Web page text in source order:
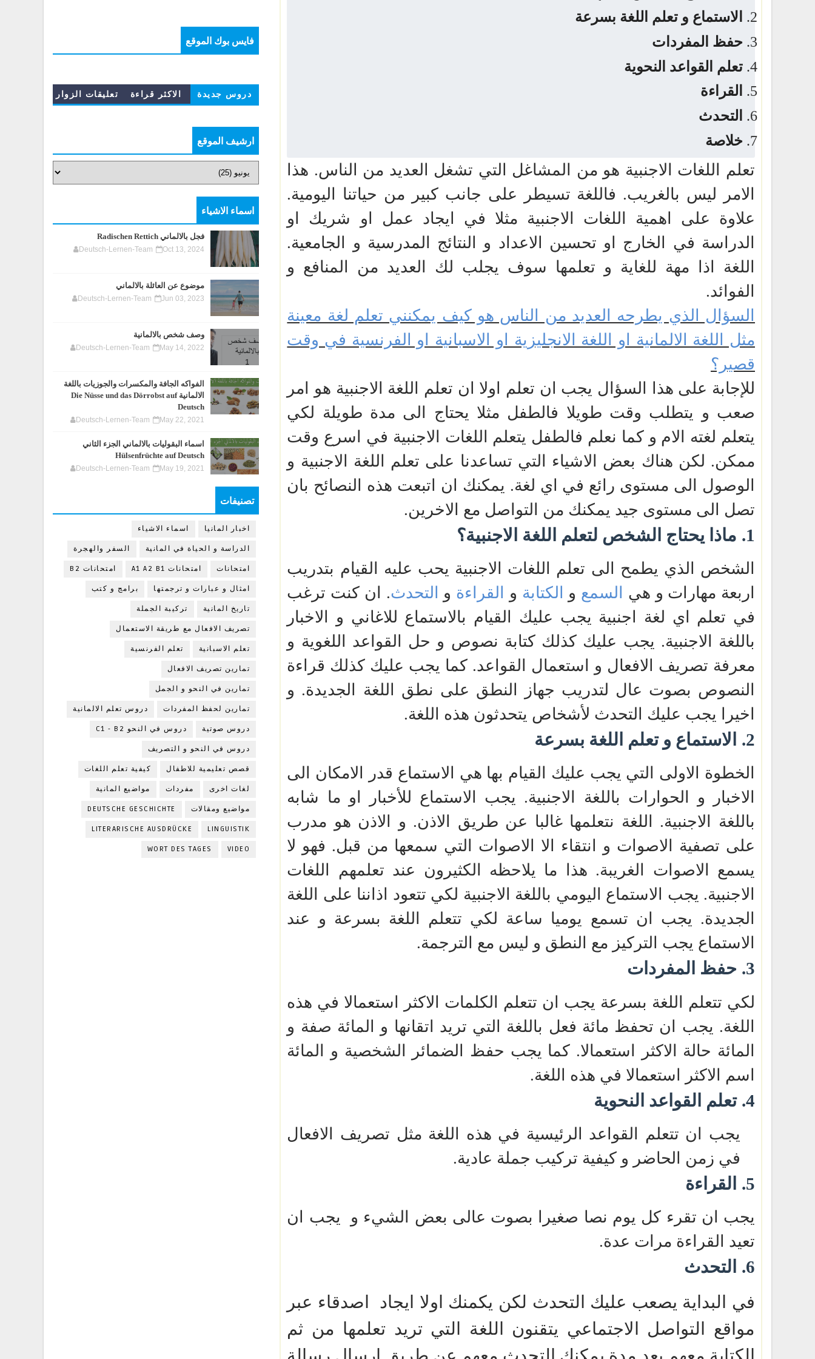
الاستماع و تعلم اللغة بسرعة
حفظ المفردات
تعلم القواعد النحوية
القراءة
التحدث
خلاصة
تعلم اللغات الاجنبية هو من المشاغل التي تشغل العديد من الناس. هذا
الامر ليس بالغريب. فاللغة تسيطر على جانب كبير من حياتنا اليومية.
علاوة على اهمية اللغات الاجنبية مثلا في ايجاد عمل او شريك او
الدراسة في الخارج او تحسين الاعداد و النتائج المدرسية و الجامعية.
اللغة اذا مهة للغاية و تعلمها سوف يجلب لك العديد من المنافع و
الفوائد.
السؤال الذي يطرحه العديد من الناس هو كيف يمكنني تعلم لغة معينة
مثل اللغة الالمانية او اللغة الانجليزية او الاسبانية او الفرنسية في وقت
قصير؟
للإجابة على هذا السؤال يجب ان تعلم اولا ان تعلم اللغة الاجنبية هو امر
صعب و يتطلب وقت طويلا فالطفل مثلا يحتاج الى مدة طويلة لكي
يتعلم لغته الام و كما نعلم فالطفل يتعلم اللغات الاجنبية في اسرع وقت
ممكن. لكن هناك بعض الاشياء التي تساعدنا على تعلم اللغة الاجنبية و
الوصول الى مستوى رائع في اي لغة. يمكنك ان اتبعت هذه النصائح بان
تصل الى مستوى جيد يمكنك من التواصل مع الاخرين.
1. ماذا يحتاج الشخص لتعلم اللغة الاجنبية؟
الشخص الذي يطمح الى تعلم اللغات الاجنبية يحب عليه القيام بتدريب
اربعة مهارات و هي السمع و الكتابة و القراءة و التحدث. ان كنت ترغب
في تعلم اي لغة اجنبية يجب عليك القيام بالاستماع للاغاني و الاخبار
باللغة الاجنبية. يجب عليك كذلك كتابة نصوص و حل القواعد اللغوية و
معرفة تصريف الافعال و استعمال القواعد. كما يجب عليك كذلك قراءة
النصوص بصوت عال لتدريب جهاز النطق على نطق اللغة الجديدة. و
اخيرا يجب عليك التحدث لأشخاص يتحدثون هذه اللغة.
2. الاستماع و تعلم اللغة بسرعة
الخطوة الاولى التي يجب عليك القيام بها هي الاستماع قدر الامكان الى
الاخبار و الحوارات باللغة الاجنبية. يجب الاستماع للأخبار او ما شابه
باللغة الاجنبية. اللغة نتعلمها غالبا عن طريق الاذن. و الاذن هو مدرب
على تصفية الاصوات و انتقاء الا الاصوات التي سمعها من قبل. فهو لا
يسمع الاصوات الغريبة. هذا ما يلاحظه الكثيرون عند تعلمهم اللغات
الاجنبية. يجب الاستماع اليومي باللغة الاجنبية لكي تتعود اذاننا على اللغة
الجديدة. يجب ان تسمع يوميا ساعة لكي تتعلم اللغة بسرعة و عند
الاستماع يجب التركيز مع النطق و ليس مع الترجمة.
3. حفظ المفردات
لكي تتعلم اللغة بسرعة يجب ان تتعلم الكلمات الاكثر استعمالا في هذه
اللغة. يجب ان تحفظ مائة فعل باللغة التي تريد اتقانها و المائة صفة و
المائة حالة الاكثر استعمالا. كما يجب حفظ الضمائر الشخصية و المائة
اسم الاكثر استعمالا في هذه اللغة.
4. تعلم القواعد النحوية
يجب ان تتعلم القواعد الرئيسية في هذه اللغة مثل تصريف الافعال
في زمن الحاضر و كيفية تركيب جملة عادية.
5. القراءة
يجب ان تقرء كل يوم نصا صغيرا بصوت عالى بعض الشيء و
يجب ان
تعيد القراءة مرات عدة.
6.
التحدث
في البداية يصعب عليك التحدث لكن يكمنك اولا ايجاد
اصدقاء عبر
مواقع التواصل الاجتماعي يتقنون اللغة التي تريد تعلمها من ثم
فايس بوك الموقع
دروس جديدة الاكثر قراءة تعليقات الزوار
ارشيف الموقع
اسماء الاشياء
فجل بالالماني Radischen Rettich
Deutsch-Lernen-Team Oct 13, 2024
موضوع عن العائلة بالالماني
Deutsch-Lernen-Team Jun 03, 2023
وصف شخص بالالمانية
Deutsch-Lernen-Team May 14, 2022
الفواكه الجافة والمكسرات والجوزيات باللغة
الالمانية Die Nüsse und das Dörrobst auf
Deutsch
Deutsch-Lernen-Team May 22, 2021
اسماء البقوليات بالالماني الجزء الثاني
Hülsenfrüchte auf Deutsch
Deutsch-Lernen-Team May 19, 2021
تصنيفات
اخبار المانيا اسماء الاشياء
الدراسة و الحياة في المانية السفر والهجرة
امتحانات امتحانات A1 A2 B1 امتحانات B2
امثال و عبارات و ترجمتها برامج و كتب
تاريخ المانية تركيبة الجملة
تصريف الافعال مع طريقة الاستعمال
تعلم الاسبانية تعلم الفرنسية
تمارين تصريف الافعال
تمارين في النحو و الجمل
تمارين لحفظ المفردات دروس تعلم الالمانية
دروس صوتية دروس في النحو C1 - B2
دروس في النحو و التصريف
قصص تعليمية للاطفال كيفية تعلم اللغات
لغات اخرى مفردات مواضيع المانية
مواضيع ومقالات DEUTSCHE GESCHICHTE
LINGUISTIK
LITERARISCHE AUSDRÜCKE
VIDEO
WORT DES TAGES